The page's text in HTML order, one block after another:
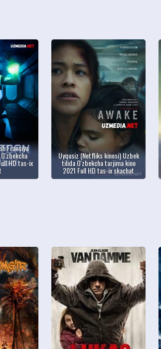
Fransiya
HD tas-ix
Uyqusiz (Netfliks kinosi) Uzbek
tilida O'zbekcha tarjima kino
2021 Full HD tas-ix skachat